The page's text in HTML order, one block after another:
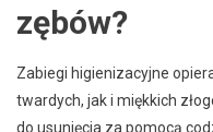
zębów?
Zabiegi higienizacyjne
twardych, jak i miękkich
do usunięcia za pomocą